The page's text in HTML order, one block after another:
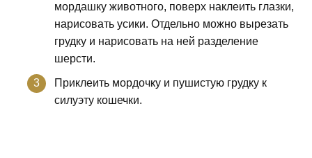
мордашку животного, поверх наклеить глазки,
нарисовать усики. Отдельно можно вырезать
грудку и нарисовать на ней разделение
шерсти.
Приклеить мордочку и пушистую грудку к
силуэту кошечки.